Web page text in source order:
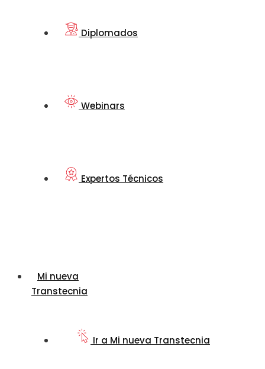
Diplomados
Webinars
Expertos Técnicos
Mi nueva
Transtecnia
Ir a Mi nueva Transtecnia